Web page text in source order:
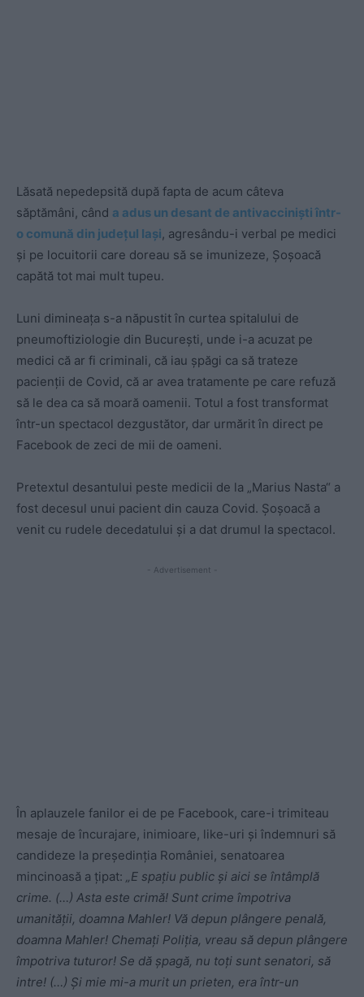
Lăsată nepedepsită după fapta de acum câteva
săptămâni, când a adus un desant de antivacciniști într-
o comună din județul Iași, agresându-i verbal pe medici
și pe locuitorii care doreau să se imunizeze, Șoșoacă
capătă tot mai mult tupeu.
Luni dimineața s-a năpustit în curtea spitalului de
pneumoftiziologie din București, unde i-a acuzat pe
medici că ar fi criminali, că iau șpăgi ca să trateze
pacienții de Covid, că ar avea tratamente pe care refuză
să le dea ca să moară oamenii. Totul a fost transformat
într-un spectacol dezgustător, dar urmărit în direct pe
Facebook de zeci de mii de oameni.
Pretextul desantului peste medicii de la „Marius Nasta“ a
fost decesul unui pacient din cauza Covid. Șoșoacă a
venit cu rudele decedatului și a dat drumul la spectacol.
- Advertisement -
În aplauzele fanilor ei de pe Facebook, care-i trimiteau
mesaje de încurajare, inimioare, like-uri și îndemnuri să
candideze la președinția României, senatoarea
mincinoasă a țipat: „E spațiu public și aici se întâmplă
crime. (…) Asta este crimă! Sunt crime împotriva
umanității, doamna Mahler! Vă depun plângere penală,
doamna Mahler! Chemați Poliția, vreau să depun plângere
împotriva tuturor! Se dă șpagă, nu toți sunt senatori, să
intre! (…) Și mie mi-a murit un prieten, era într-un